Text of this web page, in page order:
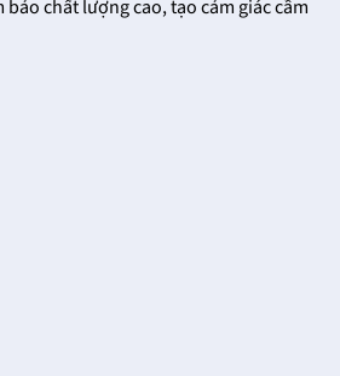
chất lượng cao, tạo cảm giác cầm